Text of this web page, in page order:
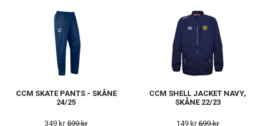
CCM SKATE PANTS - SKÅNE
24/25
349 kr599 kr
CCM SHELL JACKET NAVY,
SKÅNE 22/23
149 kr699 kr